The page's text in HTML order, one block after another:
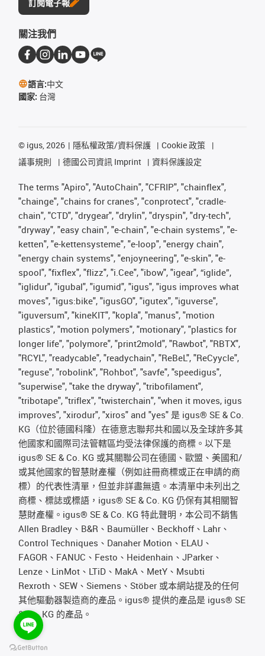
訂閱電子報
關注我們
語言:中文
國家: 台灣
© igus, 2026 隱私權政策/資料保護
Cookie 政策
議事規則
德國公司資訊 Imprint 資料保護設定
The terms "Apiro", "AutoChain", "CFRIP", "chainflex",
"chainge", "chains for cranes", "conprotect", "cradle-
chain", "CTD", "drygear", "drylin", "dryspin", "dry-tech",
"dryway", "easy chain", "e-chain", "e-chain systems", "e-
ketten", "e-kettensysteme", "e-loop", "energy chain",
"energy chain systems", "enjoyneering", "e-skin", "e-
spool", "fixflex", "flizz", "i.Cee", "ibow", "igear", “iglide”,
"iglidur", "igubal", "igumid", "igus", "igus improves what
moves", "igus:bike", "igusGO", "igutex", "iguverse",
"iguversum", "kineKIT", "kopla", "manus", "motion
plastics", "motion polymers", "motionary", "plastics for
longer life", "polymore", "print2mold", "Rawbot", "RBTX",
"RCYL", "readycable", "readychain", "ReBeL", "ReCyycle",
"reguse", "robolink", "Rohbot", "savfe", "speedigus",
"superwise", "take the dryway", "tribofilament",
"tribotape", "triflex", "twisterchain", "when it moves, igus
improves", "xirodur", "xiros" and "yes" 是 igus® SE & Co.
KG（位於德國科隆）在德意志聯邦共和國以及全球許多其
他國家和國際司法管轄區均受法律保護的商標。以下是
igus® SE & Co. KG 或其關聯公司在德國、歐盟、美國和/
或其他國家的智慧財產權（例如註冊商標或正在申請的商
標）的代表性清單，但並非詳盡無遺。本清單中未列出之
商標、標誌或標語，igus® SE & Co. KG 仍保有其相關智
慧財產權。igus® SE & Co. KG 特此聲明，本公司不銷售
Allen Bradley、B&R、Baumüller、Beckhoff、Lahr、
Control Techniques、Danaher Motion、ELAU、
FAGOR、FANUC、Festo、Heidenhain、JParker、
Lenze、LinMot、LTiD、MakA、MetY、Msubti
Rexroth、SEW、Siemens、Stöber 或本網站提及的任何
其他驅動器製造商的產品。igus® 提供的產品是 igus® SE
& Co. KG 的產品。